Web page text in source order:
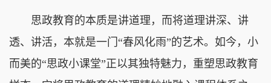
思政教育的本质是讲道理，而将道理讲深、讲
透、讲活，本就是一门“春风化雨”的艺术。如今，小
而美的“思政小课堂”正以其独特魅力，重塑思政教育